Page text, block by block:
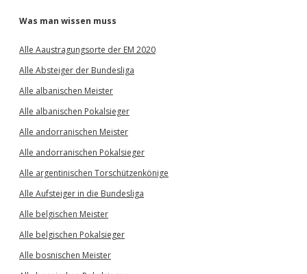
Was man wissen muss
Alle Aaustragungsorte der EM 2020
Alle Absteiger der Bundesliga
Alle albanischen Meister
Alle albanischen Pokalsieger
Alle andorranischen Meister
Alle andorranischen Pokalsieger
Alle argentinischen Torschützenkönige
Alle Aufsteiger in die Bundesliga
Alle belgischen Meister
Alle belgischen Pokalsieger
Alle bosnischen Meister